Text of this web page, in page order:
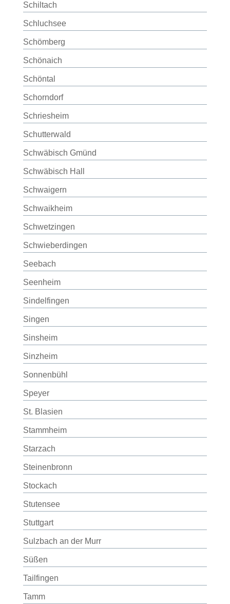
Schiltach
Schluchsee
Schömberg
Schönaich
Schöntal
Schorndorf
Schriesheim
Schutterwald
Schwäbisch Gmünd
Schwäbisch Hall
Schwaigern
Schwaikheim
Schwetzingen
Schwieberdingen
Seebach
Seenheim
Sindelfingen
Singen
Sinsheim
Sinzheim
Sonnenbühl
Speyer
St. Blasien
Stammheim
Starzach
Steinenbronn
Stockach
Stutensee
Stuttgart
Sulzbach an der Murr
Süßen
Tailfingen
Tamm